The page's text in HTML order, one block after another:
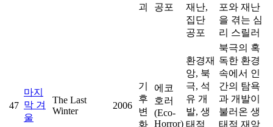
괴
공포
재난,
집단
공포
포와 재난
을 겪는 심
리 스릴러
47
마지
막 겨
울
The Last
Winter
2006
기
후
변
화
에코
호러
(Eco-
Horror)
환경재
앙, 북
극, 석
유 개
발, 생
태적
북극의 혹
독한 환경
속에서 인
간의 탐욕
과 개발이
불러온 생
태적 재앙